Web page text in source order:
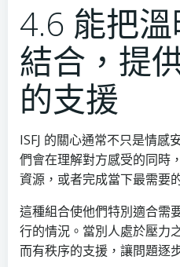
4.6 能把
結合，提
的支援
ISFJ 的關心通常不只是情感
們會在理解對方感受的同時
資源，或者完成當下最需要
這種組合使他們特別適合需
行的情況。當別人處於壓力
而有秩序的支援，讓問題逐